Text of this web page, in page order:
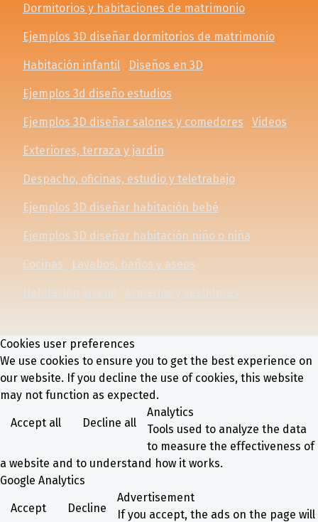
Dormitorios y habitaciones de matrimonio
Ejemplos 3D diseñar dormitorios de matrimonio
Habitación infantil Diseños en 3D
Ejemplos 3d diseño estudios
Ejemplos 3D diseñar salones y comedores Videos
Exteriores, terraza y jardín
Despacho, oficinas, estudio y teletrabajo
Ejemplos 3D diseñar habitación bebé
Ejemplos 3D diseñar habitación niño o niña
Cocinas Lavabos, baños y aseos
Habitación juvenil Armarios y vestidores
Cookies user preferences
We use cookies to ensure you to get the best experience on
our website. If you decline the use of cookies, this website
may not function as expected.
Accept all Decline all
Analytics
Tools used to analyze the data
to measure the effectiveness of
a website and to understand how it works.
Google Analytics
Accept Decline
Advertisement
If you accept, the ads on the page will